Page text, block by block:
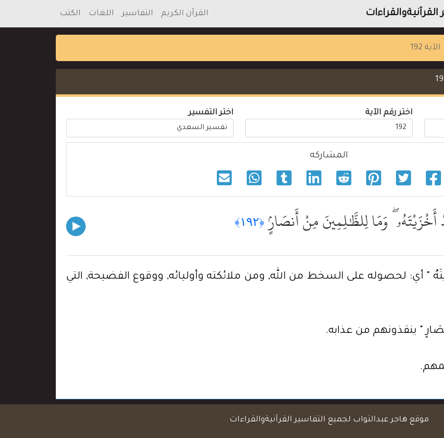
القرآن الكريم التفاسير اللغات الكتب
الآية 192
اختر رقم الآية اختر التفسير
المشاركه
وَمَا لِلظَّٰلِمِينَ مِنْ أَنصَارٍۢ ﴿١٩٢﴾
" أي: لحصوله على السخط من الله, ومن ملائكته وأوليائه, ووقوع الفضيحة, التي
" ينقذونهم من عذابه.
موقع هاجر عبدالتواب لجميع التفاسير القرآنيةوالقراءات